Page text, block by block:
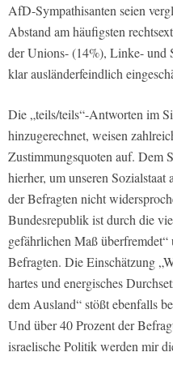
AfD-Sympathisanten seien
Abstand am häufigsten
der Unions- (14%), Linke- und
klar ausländerfeindlich
Die „teils/teils“-Antworten im
hinzugerechnet, weisen
Zustimmungsquoten auf. Dem
hierher, um unseren
der Befragten nicht
Bundesrepublik ist durch die
gefährlichen Maß
Befragten. Die Einschätzung
hartes und energisches
dem Ausland“ stößt ebenfalls
Und über 40 Prozent der
israelische Politik werden mir